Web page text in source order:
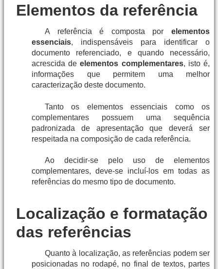
Elementos da referência
A referência é composta por elementos
essenciais, indispensáveis para identificar o
documento referenciado, e quando necessário,
acrescida deelementos complementares, isto é,
informações que permitem uma melhor
caracterização deste documento.
Tanto os elementos essenciais como os
complementares possuem uma sequência
padronizada de apresentação que deverá ser
respeitada na composição de cada referência.
Ao decidir-se pelo uso de elementos
complementares, deve-se incluí-los em todas as
referências do mesmo tipo de documento.
Localização e formatação
das referências
Quanto à localização, as referências podem ser
posicionadas no rodapé, no final de textos, partes